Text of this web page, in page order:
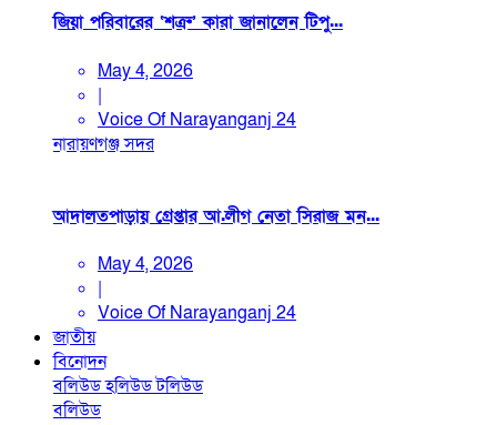
জিয়া পরিবারের ‘শত্রু’ কারা জানালেন টিপু...
May 4, 2026
|
Voice Of Narayanganj 24
নারায়ণগঞ্জ সদর
আদালতপাড়ায় গ্রেপ্তার আ.লীগ নেতা সিরাজ মন...
May 4, 2026
|
Voice Of Narayanganj 24
জাতীয়
বিনোদন
বলিউডহলিউডটলিউড
বলিউড